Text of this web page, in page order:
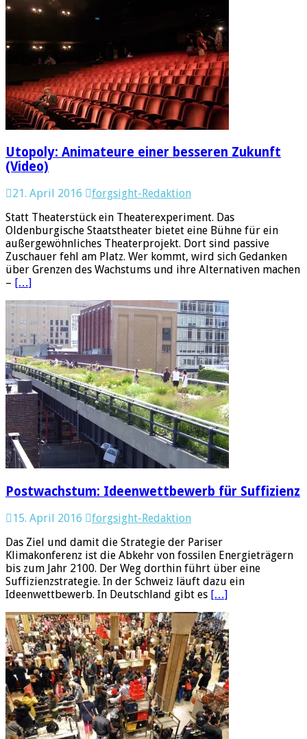
Utopoly: Animateure einer besseren Zukunft
(Video)
21. April 2016
forgsight-Redaktion
Statt Theaterstück ein Theaterexperiment. Das
Oldenburgische Staatstheater bietet eine Bühne für ein
außergewöhnliches Theaterprojekt. Dort sind passive
Zuschauer fehl am Platz. Wer kommt, wird sich Gedanken
über Grenzen des Wachstums und ihre Alternativen machen
– […]
Postwachstum: Ideenwettbewerb für Suffizienz
15. April 2016
forgsight-Redaktion
Das Ziel und damit die Strategie der Pariser
Klimakonferenz ist die Abkehr von fossilen Energieträgern
bis zum Jahr 2100. Der Weg dorthin führt über eine
Suffizienzstrategie. In der Schweiz läuft dazu ein
Ideenwettbewerb. In Deutschland gibt es […]